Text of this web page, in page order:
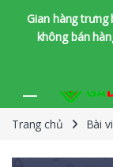
Gian hàng trưng
không bán
Trang chủ Bài